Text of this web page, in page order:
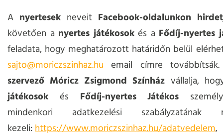
A nyertesek neveit Facebook-oldalunkon
követően a nyertes játékosokés a Fődíj-nyertes
feladata, hogy meghatározott határidőn belül
sajto@moriczszinhaz.hu email címre
szervező Móricz Zsigmond Színház vállalja,
játékosok ésFődíj-nyertes Játékos
mindenkori adatkezelési szabályzatának
kezeli:https://www.moriczszinhaz.hu/adatvedelem.